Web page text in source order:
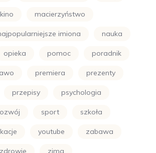
kino macierzyństwo
imiona nauka
opieka pomoc poradnik
premiera prezenty
przepisy psychologia
sport szkoła
youtube zabawa
zdrowie zima